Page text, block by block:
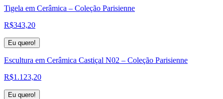
Tigela em Cerâmica – Coleção Parisienne
R$343,20
Eu quero!
Escultura em Cerâmica Castiçal N02 – Coleção Parisienne
R$1.123,20
Eu quero!